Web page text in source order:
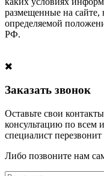
размещенные на сайте,
определяемой
РФ.
Заказать звонок
Оставьте свои
консультацию по всем
специалист
Либо позвоните нам